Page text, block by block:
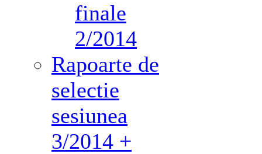
finale
2/2014
Rapoarte de
selectie
sesiunea
3/2014 +